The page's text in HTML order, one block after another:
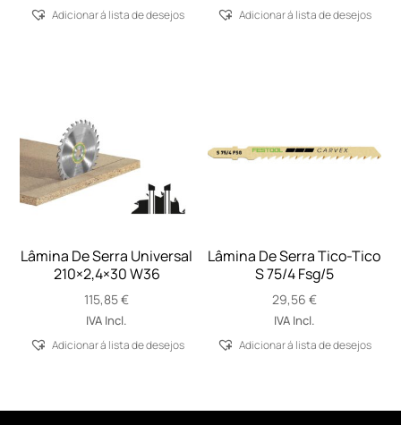
Adicionar á lista de desejos Adicionar á lista de desejos
Lâmina De Serra Universal
210×2,4×30 W36
115,85€
IVA Incl.
Adicionar á lista de desejos
Lâmina De Serra Tico-Tico
S 75/4 Fsg/5
29,56 €
IVA Incl.
Adicionar á lista de desejos